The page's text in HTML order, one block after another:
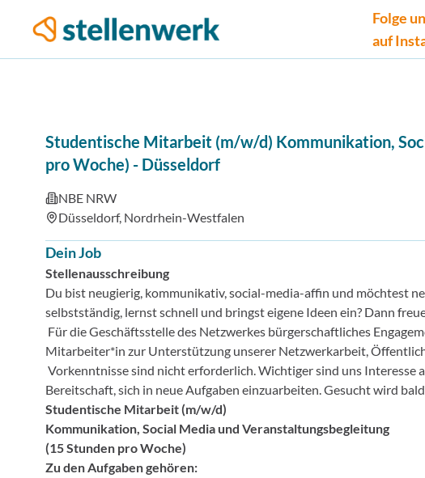
Folge
auf
Studentische Mitarbeit (m/w/d) Kommunikation,
pro Woche) - Düsseldorf
NBE NRW
Düsseldorf, Nordrhein-Westfalen
Dein Job
Stellenausschreibung
Du bist neugierig, kommunikativ, social-media-affin und möchtest
selbstständig, lernst schnell und bringst eigene Ideen ein? Dann
Für die Geschäftsstelle des Netzwerkes bürgerschaftliches
Mitarbeiter*in zur Unterstützung unserer Netzwerkarbeit,
Vorkenntnisse sind nicht erforderlich. Wichtiger sind uns Interesse
Bereitschaft, sich in neue Aufgaben einzuarbeiten. Gesucht wird
Studentische Mitarbeit (m/w/d)
Kommunikation, Social Media und Veranstaltungsbegleitung
(15 Stunden pro Woche)
Zu den Aufgaben gehören: